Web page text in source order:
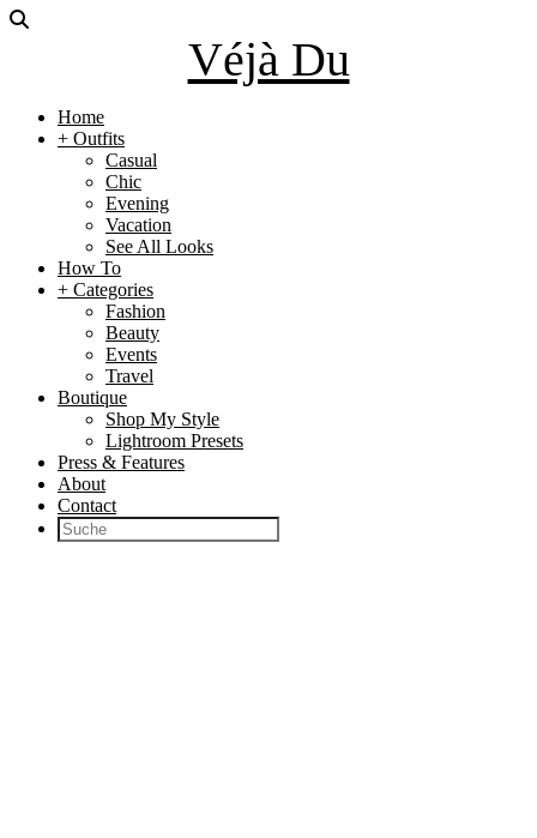
Véjà Du
Home
+ Outfits
Casual
Chic
Evening
Vacation
See All Looks
How To
+ Categories
Fashion
Beauty
Events
Travel
Boutique
Shop My Style
Lightroom Presets
Press & Features
About
Contact